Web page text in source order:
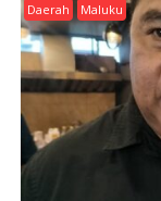
Daerah Maluku